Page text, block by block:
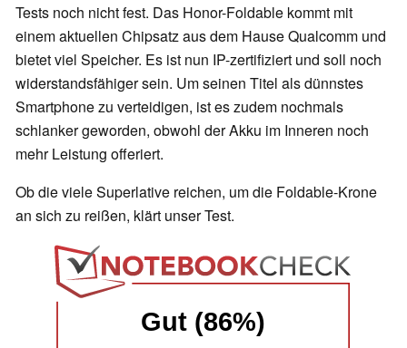
Tests noch nicht fest. Das Honor-Foldable kommt mit
einem aktuellen Chipsatz aus dem Hause Qualcomm und
bietet viel Speicher. Es ist nun IP-zertifiziert und soll noch
widerstandsfähiger sein. Um seinen Titel als dünnstes
Smartphone zu verteidigen, ist es zudem nochmals
schlanker geworden, obwohl der Akku im Inneren noch
mehr Leistung offeriert.
Ob die viele Superlative reichen, um die Foldable-Krone
an sich zu reißen, klärt unser Test.
Gut (86%)